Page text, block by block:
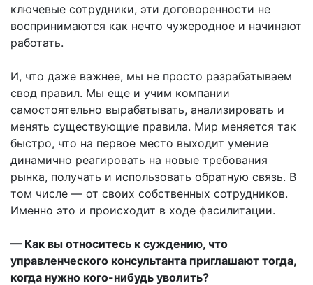
ключевые сотрудники, эти договоренности не
воспринимаются как нечто чужеродное и начинают
работать.
И, что даже важнее, мы не просто разрабатываем
свод правил. Мы еще и учим компании
самостоятельно вырабатывать, анализировать и
менять существующие правила. Мир меняется так
быстро, что на первое место выходит умение
динамично реагировать на новые требования
рынка, получать и использовать обратную связь. В
том числе — от своих собственных сотрудников.
Именно это и происходит в ходе фасилитации.
— Как вы относитесь к суждению, что
управленческого консультанта приглашают тогда,
когда нужно кого-нибудь уволить?